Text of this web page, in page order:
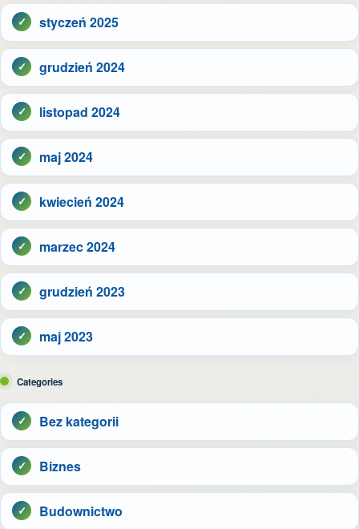
styczeń 2025
grudzień 2024
listopad 2024
maj 2024
kwiecień 2024
marzec 2024
grudzień 2023
maj 2023
Categories
Bez kategorii
Biznes
Budownictwo